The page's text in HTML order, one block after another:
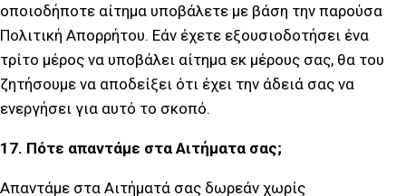
οποιοδήποτε αίτημα υποβάλετε με βάση την παρούσα
Πολιτική Απορρήτου. Εάν έχετε εξουσιοδοτήσει ένα
τρίτο μέρος να υποβάλει αίτημα εκ μέρους σας, θα του
ζητήσουμε να αποδείξει ότι έχει την άδειά σας να
ενεργήσει για αυτό το σκοπό.
17. Πότε απαντάμε στα Αιτήματα σας;
Απαντάμε στα Αιτήματά σας δωρεάν χωρίς